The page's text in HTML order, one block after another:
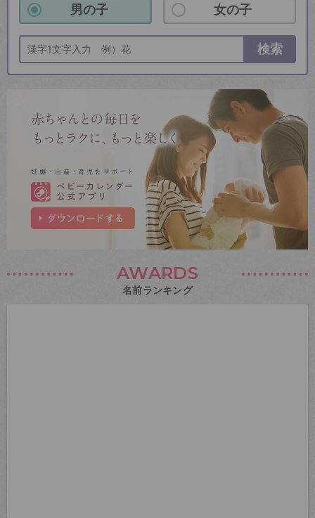
男の子 女の子
検索
AWARDS
名前ランキング